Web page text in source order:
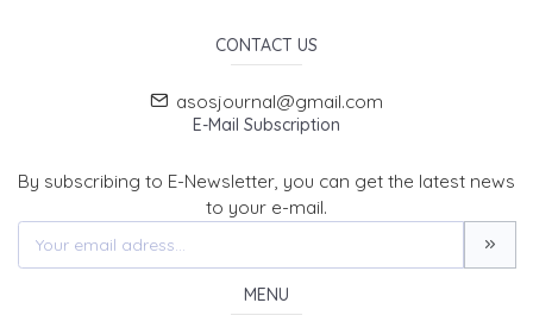
CONTACT US
asosjournal@gmail.com
E-Mail Subscription
By subscribing to E-Newsletter, you can get the latest news
to your e-mail.
MENU